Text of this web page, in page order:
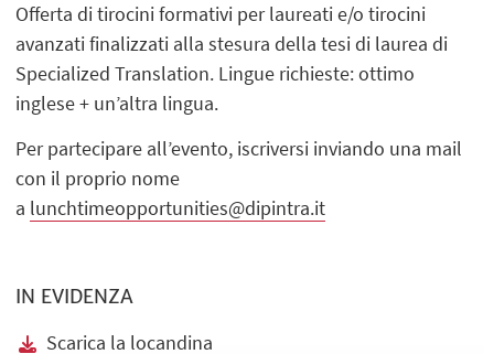
Offerta di tirocini formativi per laureati e/o tirocini
avanzati finalizzati alla stesura della tesi di laurea di
Specialized Translation. Lingue richieste: ottimo
inglese + un’altra lingua.
Per partecipare all’evento, iscriversi inviando una mail
con il proprio nome
a lunchtimeopportunities@dipintra.it
IN EVIDENZA
Scarica la locandina